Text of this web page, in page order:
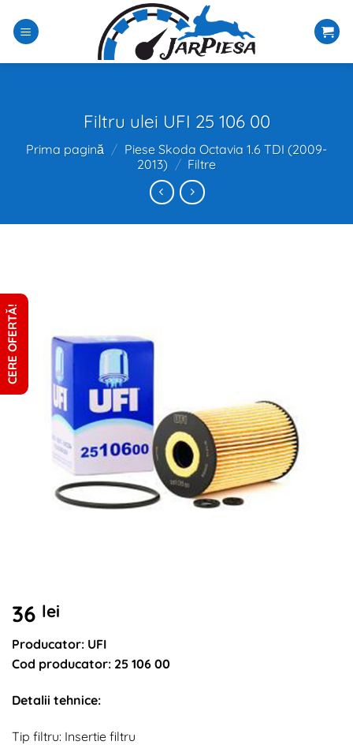
conținut
Filtru ulei UFI 25 106 00
Prima pagină / Piese Skoda Octavia 1.6 TDI (2009-
2013) / Filtre
36 lei
Producator: UFI
Cod producator: 25 106 00
Detalii tehnice:
Tip filtru: Insertie filtru
CERE OFERTĂ!